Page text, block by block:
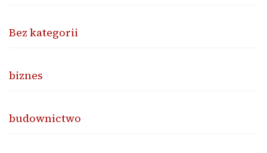
Bez kategorii
biznes
budownictwo